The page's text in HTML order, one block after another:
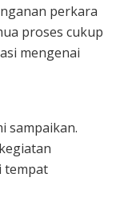
perkara
proses cukup
mengenai
sampaikan.
tempat